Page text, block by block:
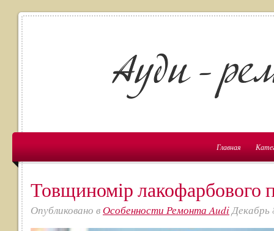
Главная
Товщиномір лакофарбового
Опубликовано вОсобенности Ремонта AudiДекабрь